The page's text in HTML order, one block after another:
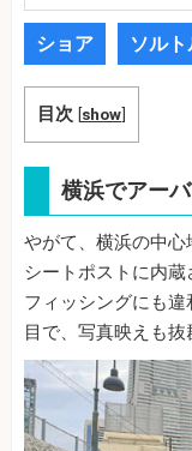
ショア ソル
目次 [show]
横浜でアー
やがて、横浜の中
シートポストに内
フィッシングにも
目で、写真映えも抜